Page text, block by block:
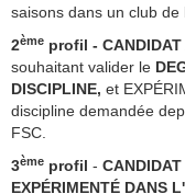
saisons dans un club de
2ème profil - CANDIDAT
souhaitant valider le
DISCIPLINE, et
discipline demandée
FSC.
3ème profil -
EXPÉRIMENTÉ DANS